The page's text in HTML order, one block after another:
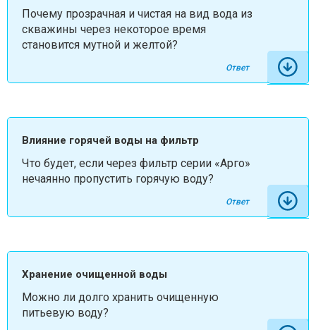
Почему прозрачная и чистая на вид вода из
скважины через некоторое время
становится мутной и желтой?
Ответ
Влияние горячей воды на фильтр
Что будет, если через фильтр серии «Арго»
нечаянно пропустить горячую воду?
Ответ
Хранение очищенной воды
Можно ли долго хранить очищенную
питьевую воду?